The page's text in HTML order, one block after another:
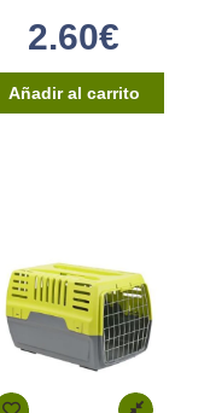
2.60€
Añadir al carrito